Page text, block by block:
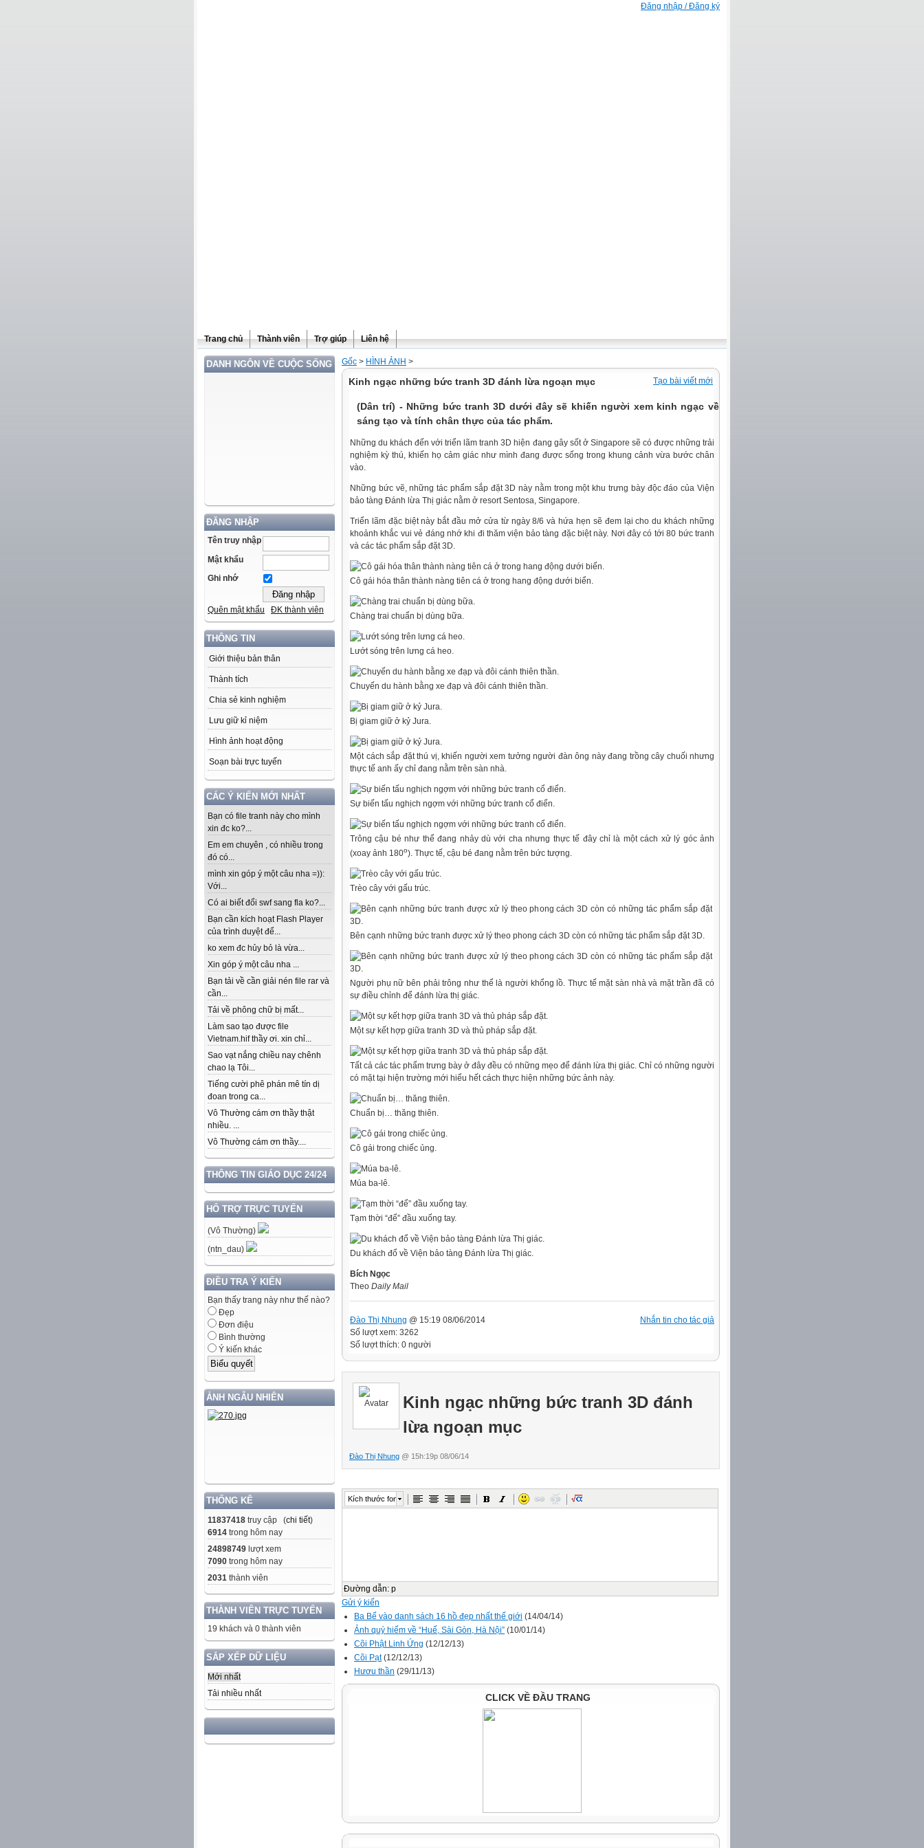
Đăng nhập / Đăng ký
Trang chủ Thành viên Trợ giúp Liên hệ
DANH NGÔN VỀ CUỘC SỐNG
ĐĂNG NHẬP
Tên truy nhập
Mật khẩu
Ghi nhớ
Quên mật khẩu ĐK thành viên
THÔNG TIN
Giới thiệu bản thân
Thành tích
Chia sẻ kinh nghiệm
Lưu giữ kỉ niệm
Hình ảnh hoạt động
Soạn bài trực tuyến
CÁC Ý KIẾN MỚI NHẤT
Bạn có file tranh này cho mình
xin đc ko?...
Em em chuyên , có nhiều trong
đó có...
mình xin góp ý một câu nha =)):
Với...
Có ai biết đổi swf sang fla ko?...
Bạn cần kích hoạt Flash Player
của trình duyệt để...
ko xem đc hủy bỏ là vừa...
Xin góp ý một câu nha ...
Bạn tải về cần giải nén file rar và
cần...
Tải về phông chữ bị mất...
Làm sao tạo được file
Vietnam.hif thầy ơi. xin chỉ...
Sao vạt nắng chiều nay chênh
chao lạ Tôi...
Tiếng cười phê phán mê tín dị
đoan trong ca...
Vô Thường cám ơn thầy thật
nhiều. ...
Vô Thường cám ơn thầy....
THÔNG TIN GIÁO DỤC 24/24
HỔ TRỢ TRỰC TUYẾN
(Vô Thường)
(ntn_dau)
ĐIỀU TRA Ý KIẾN
Bạn thấy trang này như thế nào?
Đẹp
Đơn điệu
Bình thường
Ý kiến khác
ẢNH NGẪU NHIÊN
THỐNG KÊ
11837418 truy cập (chi tiết)
6914 trong hôm nay
24898749 lượt xem
7090 trong hôm nay
2031 thành viên
THÀNH VIÊN TRỰC TUYẾN
19 khách và 0 thành viên
SẮP XẾP DỮ LIỆU
Mới nhất
Tải nhiều nhất
Gốc > HÌNH ẢNH >
Tạo bài viết mới
Kinh ngạc những bức tranh 3D đánh lừa ngoạn mục
(Dân trí) - Những bức tranh 3D dưới đây sẽ khiến người xem kinh ngạc về sự
sáng tạo và tính chân thực của tác phẩm.
Những du khách đến với triển lãm tranh 3D hiện đang gây sốt ở Singapore sẽ có được những trải
nghiệm kỳ thú, khiến họ cảm giác như mình đang được sống trong khung cảnh vừa bước chân
vào.
Những bức vẽ, những tác phẩm sắp đặt 3D này nằm trong một khu trưng bày độc đáo của Viện
bảo tàng Đánh lừa Thị giác nằm ở resort Sentosa, Singapore.
Triển lãm đặc biệt này bắt đầu mở cửa từ ngày 8/6 và hứa hẹn sẽ đem lại cho du khách những
khoảnh khắc vui vẻ đáng nhớ khi đi thăm viện bảo tàng đặc biệt này. Nơi đây có tới 80 bức tranh
và các tác phẩm sắp đặt 3D.
Cô gái hóa thân thành nàng tiên cá ở trong hang động dưới biển.
Chàng trai chuẩn bị dùng bữa.
Lướt sóng trên lưng cá heo.
Chuyến du hành bằng xe đạp và đôi cánh thiên thần.
Bị giam giữ ở kỷ Jura.
Một cách sắp đặt thú vị, khiến người xem tưởng người đàn ông này đang trồng cây chuối nhưng
thực tế anh ấy chỉ đang nằm trên sàn nhà.
Sự biến tấu nghịch ngợm với những bức tranh cổ điển.
Trông cậu bé như thể đang nhảy dù với cha nhưng thực tế đây chỉ là một cách xử lý góc ảnh
(xoay ảnh 180o). Thực tế, cậu bé đang nằm trên bức tượng.
Trèo cây với gấu trúc.
Bên cạnh những bức tranh được xử lý theo phong cách 3D còn có những tác phẩm sắp đặt 3D.
Người phụ nữ bên phải trông như thể là người khổng lồ. Thực tế mặt sàn nhà và mặt trần đã có
sự điều chỉnh để đánh lừa thị giác.
Một sự kết hợp giữa tranh 3D và thủ pháp sắp đặt.
Tất cả các tác phẩm trưng bày ở đây đều có những mẹo để đánh lừa thị giác. Chỉ có những người
có mặt tại hiện trường mới hiểu hết cách thực hiện những bức ảnh này.
Chuẩn bị… thăng thiên.
Cô gái trong chiếc ủng.
Múa ba-lê.
Tạm thời “để” đầu xuống tay.
Du khách đổ về Viện bảo tàng Đánh lừa Thị giác.
Bích Ngọc
Theo Daily Mail
Nhắn tin cho tác giả
Đào Thị Nhung @ 15:19 08/06/2014
Số lượt xem: 3262
Số lượt thích: 0 người
Kinh ngạc những bức tranh 3D đánh
lừa ngoạn mục
Đào Thị Nhung @ 15h:19p 08/06/14
Kích thước font
Đường dẫn: p
Gửi ý kiến
Ba Bể vào danh sách 16 hồ đẹp nhất thế giới (14/04/14)
Ảnh quý hiếm về “Huế, Sài Gòn, Hà Nội” (10/01/14)
Cõi Phật Linh Ứng (12/12/13)
Cõi Pạt(12/12/13)
Hươu thần (29/11/13)
CLICK VỀ ĐẦU TRANG